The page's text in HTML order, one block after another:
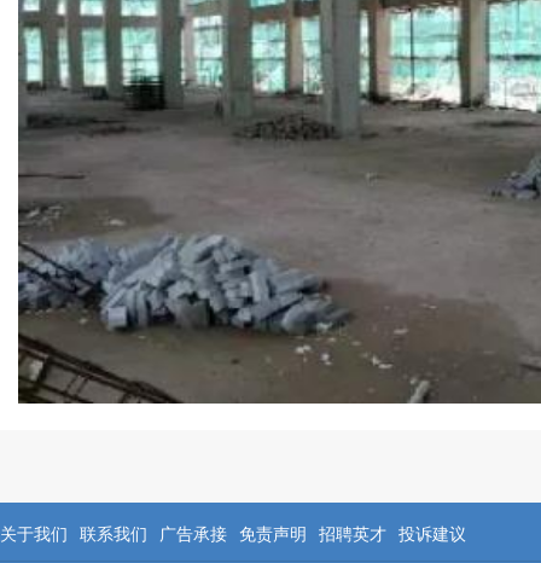
关于我们 联系我们 广告承接 免责声明 招聘英才 投诉建议